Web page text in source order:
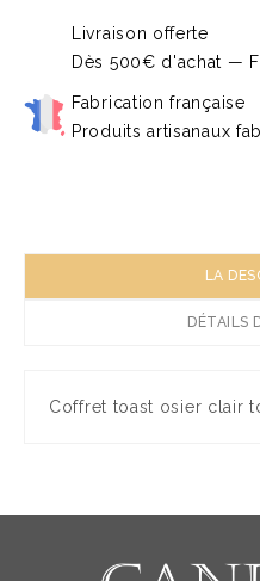
Livraison offerte
Dès 500€ d'achat —
Fabrication française
Produits artisanaux
LA
DÉTAILS
Coffret toast osier clair